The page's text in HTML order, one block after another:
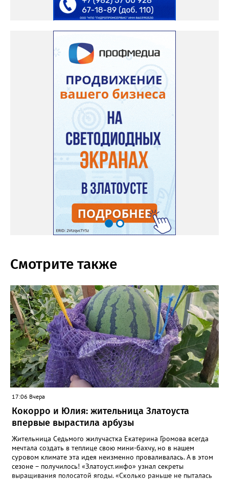
Смотрите также
17:06 Вчера
Кокорро и Юлия: жительница Златоуста
впервые вырастила арбузы
Жительница Седьмого жилучастка Екатерина Громова всегда
мечтала создать в теплице свою мини-бахчу, но в нашем
суровом климате эта идея неизменно проваливалась. А в этом
сезоне – получилось! «Златоуст.инфо» узнал секреты
выращивания полосатой ягоды. «Сколько раньше не пыталась